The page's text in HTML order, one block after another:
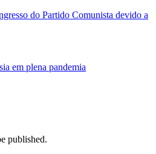
do Partido Comunista devido a
em plena pandemia
published.